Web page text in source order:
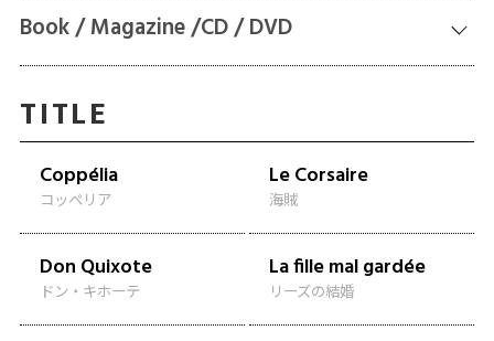
Book / Magazine /CD / DVD
TITLE
Coppélia
コッペリア
Le Corsaire
海賊
Don Quixote
ドン・キホーテ
La fille mal gardée
リーズの結婚